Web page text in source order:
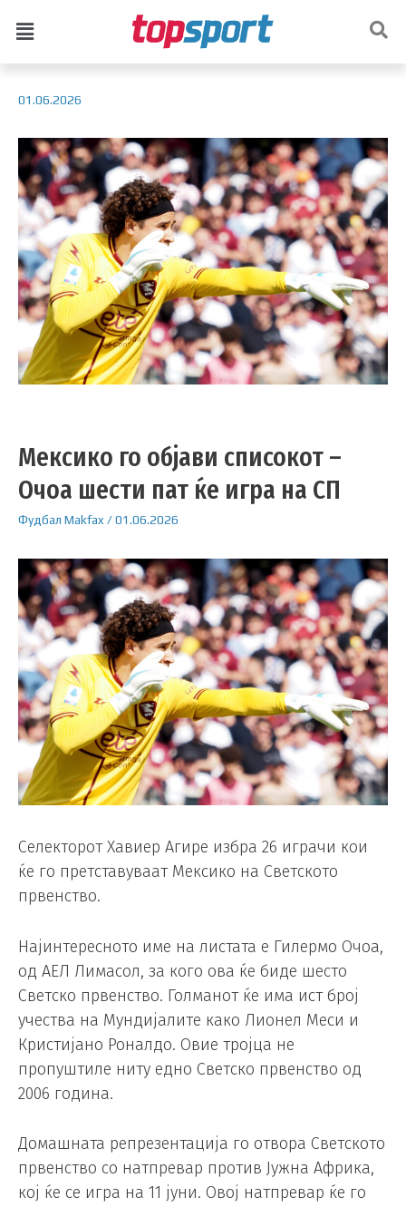
01.06.2026
Мексико го објави списокот –
Очоа шести пат ќе игра на СП
Фудбал Makfax /01.06.2026
Селекторот Хавиер Агире избра 26 играчи кои
ќе го претставуваат Мексико на Светското
првенство.
Најинтересното име на листата е Гилермо Очоа,
од АЕЛ Лимасол, за кого ова ќе биде шесто
Светско првенство. Голманот ќе има ист број
учества на Мундијалите како Лионел Меси и
Кристијано Роналдо. Овие тројца не
пропуштиле ниту едно Светско првенство од
2006 година.
Домашната репрезентација го отвора Светското
првенство со натпревар против Јужна Африка,
кој ќе се игра на 11 јуни. Овој натпревар ќе го